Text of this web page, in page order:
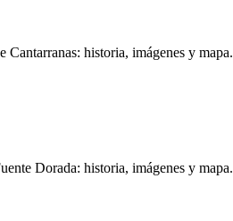
Cantarranas: historia, imágenes y mapa.
Dorada: historia, imágenes y mapa.